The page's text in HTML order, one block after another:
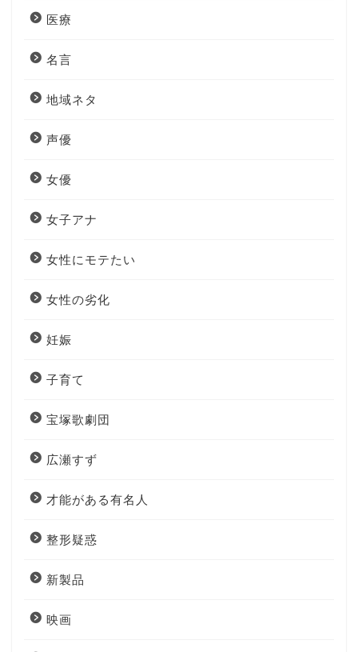
医療
名言
地域ネタ
声優
女優
女子アナ
女性にモテたい
女性の劣化
妊娠
子育て
宝塚歌劇団
広瀬すず
才能がある有名人
整形疑惑
新製品
映画